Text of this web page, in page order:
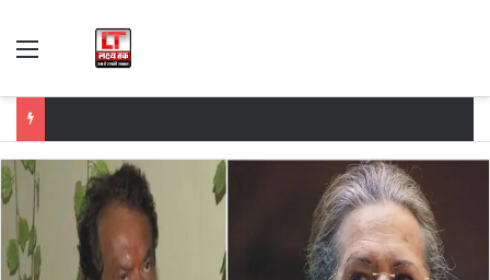
Menu